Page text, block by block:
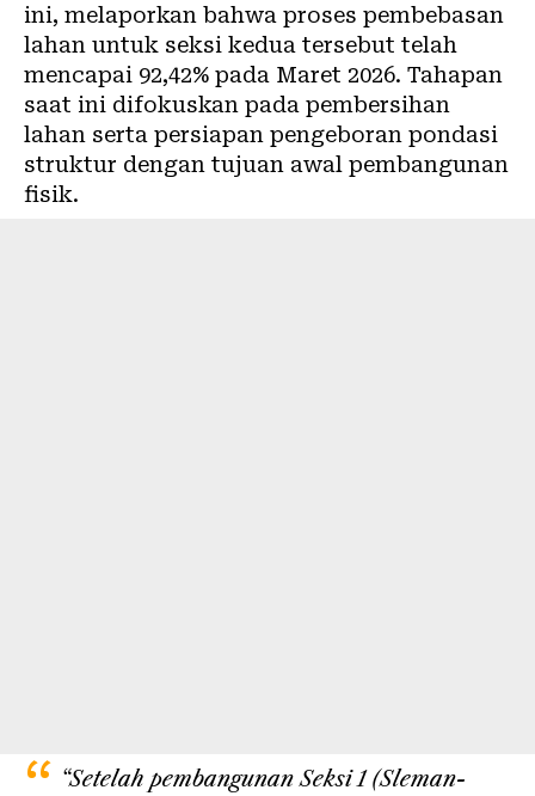
ini, melaporkan bahwa proses pembebasan
lahan untuk seksi kedua tersebut telah
mencapai 92,42% pada Maret 2026. Tahapan
saat ini difokuskan pada pembersihan
lahan serta persiapan pengeboran pondasi
struktur dengan tujuan awal pembangunan
fisik.
“Setelah pembangunan Seksi 1 (Sleman-